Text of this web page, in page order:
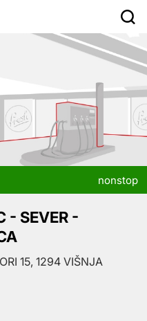
nonstop
- SEVER -
15, 1294 VIŠNJA